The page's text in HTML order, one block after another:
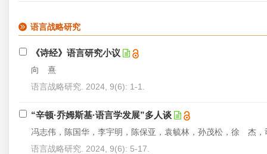
语言战略研究
《诗经》语言研究小议
向 熹
语言战略研究. 2024, 9(6): 1-1.
“辛顿·乔姆斯基·语言学发展”多人谈
冯志伟，陈国华，李宇明，陈保亚，袁毓林，孙茂松，徐
语言战略研究. 2024, 9(6): 5-17.